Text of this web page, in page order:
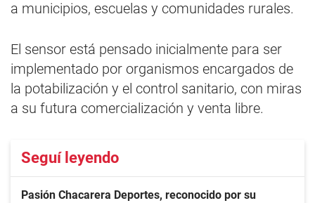
a municipios, escuelas y comunidades rurales.
El sensor está pensado inicialmente para ser
implementado por organismos encargados de
la potabilización y el control sanitario, con miras
a su futura comercialización y venta libre.
Seguí leyendo
Pasión Chacarera Deportes, reconocido por su